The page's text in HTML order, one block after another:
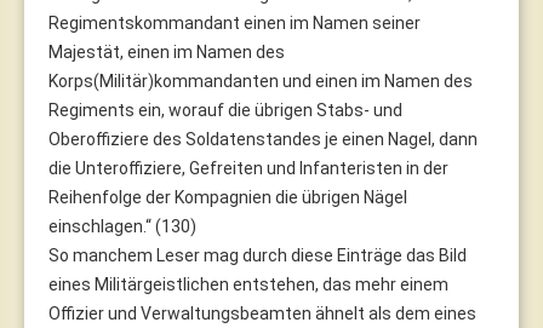
Regimentskommandant einen im Namen seiner
Majestät, einen im Namen des
Korps(Militär)kommandanten und einen im Namen des
Regiments ein, worauf die übrigen Stabs- und
Oberoffiziere des Soldatenstandes je einen Nagel, dann
die Unteroffiziere, Gefreiten und Infanteristen in der
Reihenfolge der Kompagnien die übrigen Nägel
einschlagen.“ (130)
So manchem Leser mag durch diese Einträge das Bild
eines Militärgeistlichen entstehen, das mehr einem
Offizier und Verwaltungsbeamten ähnelt als dem eines